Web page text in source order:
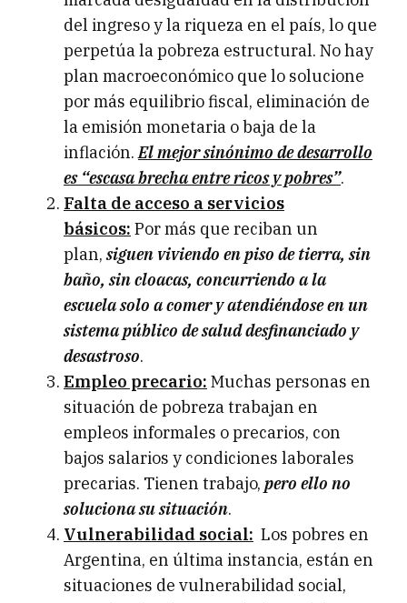
del ingreso y la riqueza en el país, lo que
perpetúa la pobreza estructural. No hay
plan macroeconómico que lo solucione
por más equilibrio fiscal, eliminación de
la emisión monetaria o baja de la
inflación.El mejor sinónimo de desarrollo
es “escasa brecha entre ricos y pobres”.
Falta de acceso a servicios
básicos: Por más que reciban un
plan,siguen viviendo en piso de tierra, sin
baño, sin cloacas, concurriendo a la
escuela solo a comer y atendiéndose en un
sistema público de salud desfinanciado y
desastroso.
Empleo precario: Muchas personas en
situación de pobreza trabajan en
empleos informales o precarios, con
bajos salarios y condiciones laborales
precarias. Tienen trabajo, pero ello no
soluciona su situación.
Vulnerabilidad social: Los pobres en
Argentina, en última instancia, están en
situaciones de vulnerabilidad social,